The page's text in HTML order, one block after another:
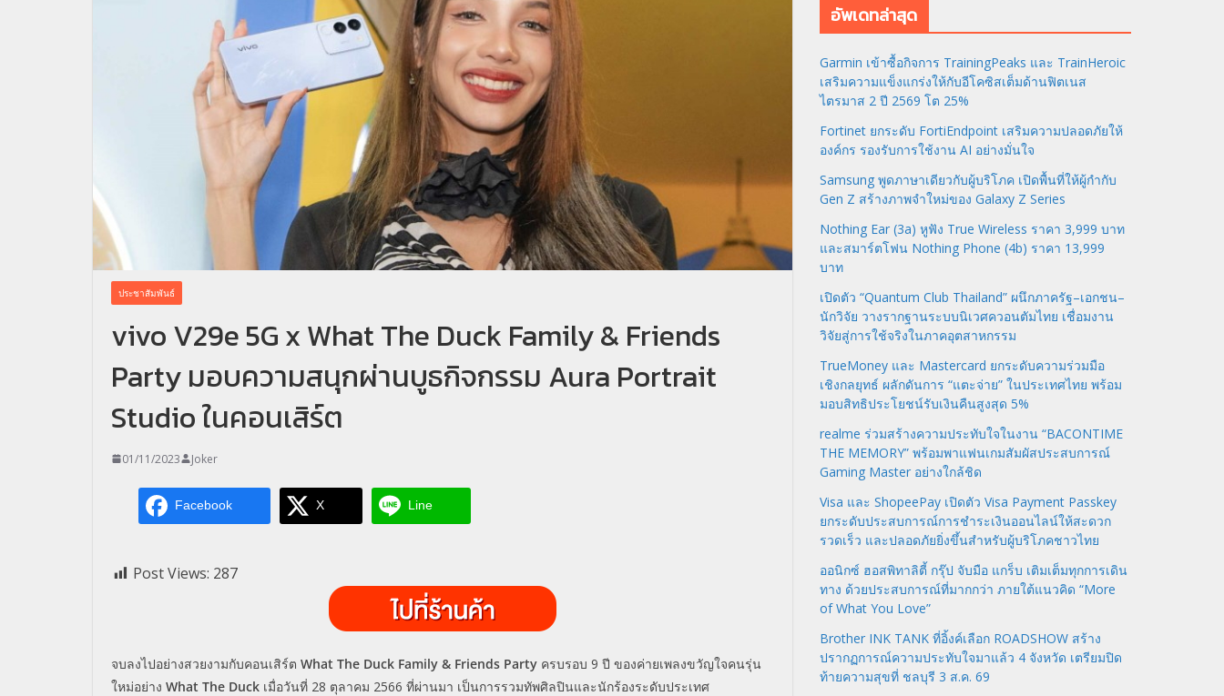
ประชาสัมพันธ์
vivo V29e 5G x What The Duck Family & Friends
Party มอบความสนุกผ่านบูธกิจกรรม Aura Portrait
Studio ในคอนเสิร์ต
01/11/2023 Joker
Facebook X Line
Post Views: 287
จบลงไปอย่างสวยงามกับคอนเสิร์ต What The Duck Family & Friends Party ครบรอบ 9 ปี ของค่ายเพลงขวัญใจคนรุ่น
ใหม่อย่าง What The Duck เมื่อวันที่ 28 ตุลาคม 2566 ที่ผ่านมา เป็นการรวมทัพศิลปินและนักร้องระดับประเทศ
อัพเดทล่าสุด
Garmin เข้าซื้อกิจการ TrainingPeaks และ TrainHeroic
เสริมความแข็งแกร่งให้กับอีโคซิสเต็มด้านฟิตเนส
ไตรมาส 2 ปี 2569 โต 25%
Fortinet ยกระดับ FortiEndpoint เสริมความปลอดภัยให้
องค์กร รองรับการใช้งาน AI อย่างมั่นใจ
Samsung พูดภาษาเดียวกับผู้บริโภค เปิดพื้นที่ให้ผู้กำกับ
Gen Z สร้างภาพจำใหม่ของ Galaxy Z Series
Nothing Ear (3a) หูฟัง True Wireless ราคา 3,999 บาท
และสมาร์ตโฟน Nothing Phone (4b) ราคา 13,999
บาท
เปิดตัว “Quantum Club Thailand” ผนึกภาครัฐ–เอกชน–
นักวิจัย วางรากฐานระบบนิเวศควอนตัมไทย เชื่อมงาน
วิจัยสู่การใช้จริงในภาคอุตสาหกรรม
TrueMoney และ Mastercard ยกระดับความร่วมมือ
เชิงกลยุทธ์ ผลักดันการ “แตะจ่าย” ในประเทศไทย พร้อม
มอบสิทธิประโยชน์รับเงินคืนสูงสุด 5%
realme ร่วมสร้างความประทับใจในงาน “BACONTIME
THE MEMORY” พร้อมพาแฟนเกมสัมผัสประสบการณ์
Gaming Master อย่างใกล้ชิด
Visa และ ShopeePay เปิดตัว Visa Payment Passkey
ยกระดับประสบการณ์การชำระเงินออนไลน์ให้สะดวก
รวดเร็ว และปลอดภัยยิ่งขึ้นสำหรับผู้บริโภคชาวไทย
ออนิกซ์ ฮอสพิทาลิตี้ กรุ๊ป จับมือ แกร็บ เติมเต็มทุกการเดิน
ทาง ด้วยประสบการณ์ที่มากกว่า ภายใต้แนวคิด “More
of What You Love”
Brother INK TANK ที่อิ้งค์เลือก ROADSHOW สร้าง
ปรากฏการณ์ความประทับใจมาแล้ว 4 จังหวัด เตรียมปิด
ท้ายความสุขที่ ชลบุรี 3 ส.ค. 69